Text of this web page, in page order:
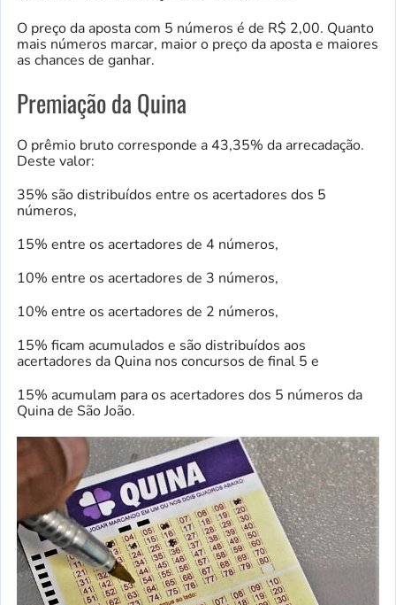
O preço da aposta com 5 números é de R$ 2,00. Quanto
mais números marcar, maior o preço da aposta e maiores
as chances de ganhar.
Premiação da Quina
O prêmio bruto corresponde a 43,35% da arrecadação.
Deste valor:
35% são distribuídos entre os acertadores dos 5
números,
15% entre os acertadores de 4 números,
10% entre os acertadores de 3 números,
10% entre os acertadores de 2 números,
15% ficam acumulados e são distribuídos aos
acertadores da Quina nos concursos de final 5 e
15% acumulam para os acertadores dos 5 números da
Quina de São João.